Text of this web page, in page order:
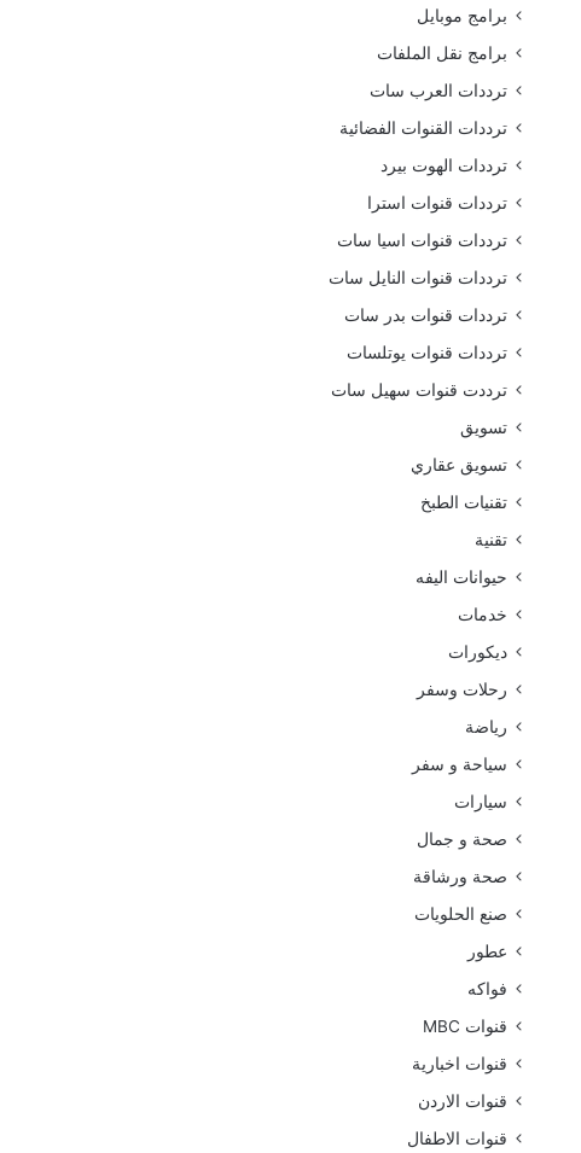
برامج موبايل
برامج نقل الملفات
ترددات العرب سات
ترددات القنوات الفضائية
ترددات الهوت بيرد
ترددات قنوات استرا
ترددات قنوات اسيا سات
ترددات قنوات النايل سات
ترددات قنوات بدر سات
ترددات قنوات يوتلسات
ترددت قنوات سهيل سات
تسويق
تسويق عقاري
تقنيات الطبخ
تقنية
حيوانات اليفه
خدمات
ديكورات
رحلات وسفر
رياضة
سياحة و سفر
سيارات
صحة و جمال
صحة ورشاقة
صنع الحلويات
عطور
فواكه
قنوات MBC
قنوات اخبارية
قنوات الاردن
قنوات الاطفال